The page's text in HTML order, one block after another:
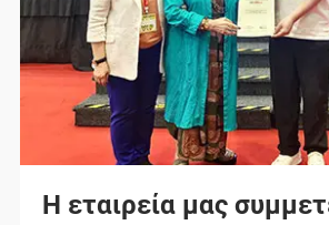
Η εταιρεία μας